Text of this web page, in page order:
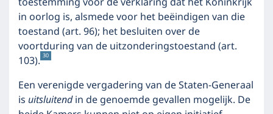
in oorlog is, alsmede voor het beëindigen van die
toestand (art. 96); het besluiten over de
voortduring van de uitzonderingstoestand (art.
103). 30
Een verenigde vergadering van de Staten-Generaal
is uitsluitendin de genoemde gevallen mogelijk. De